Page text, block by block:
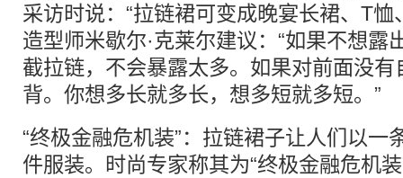
采访时说：“拉链裙可变成晚宴长裙、T恤
造型师米歇尔·克莱尔建议：“如果不想露
截拉链，不会暴露太多。如果对前面没
背。你想多长就多长，想多短就多短。”
“终极金融危机装”：拉链裙子让人们以一
件服装。时尚专家称其为“终极金融危机